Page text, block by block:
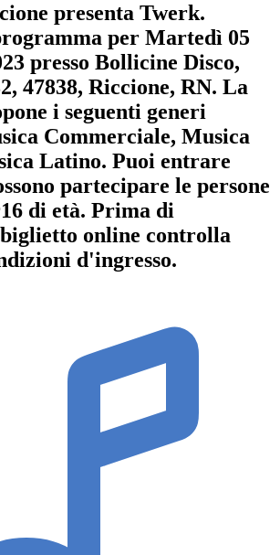
presenta Twerk.
per Martedì 05
presso Bollicine Disco,
47838, Riccione, RN. La
i seguenti generi
Commerciale, Musica
Latino. Puoi entrare
partecipare le persone
di età. Prima di
online controlla
d'ingresso.